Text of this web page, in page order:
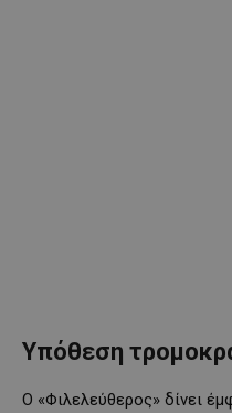
Υπόθεση
Ο «Φιλελεύθερος» δίνει